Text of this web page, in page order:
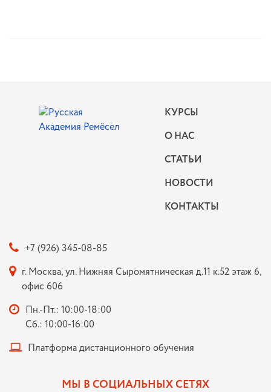
КУРСЫ
О НАС
СТАТЬИ
НОВОСТИ
КОНТАКТЫ
МЫ В СОЦИАЛЬНЫХ СЕТЯХ
+7 (926) 345-08-85
г. Москва, ул. Нижняя Сыромятническая д.11 к.52 этаж 6,
офис 606
Пн.-Пт.: 10:00-18:00
Сб.: 10:00-16:00
Платформа дистанционного обучения